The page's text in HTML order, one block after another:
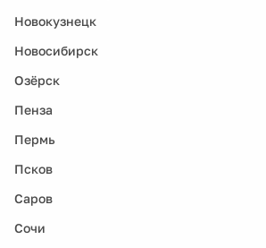
Новокузнецк
Новосибирск
Озёрск
Пенза
Пермь
Псков
Саров
Сочи